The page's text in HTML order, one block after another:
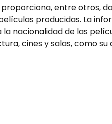
entre otros,
producidas. La
nacionalidad de las
cines y salas, como